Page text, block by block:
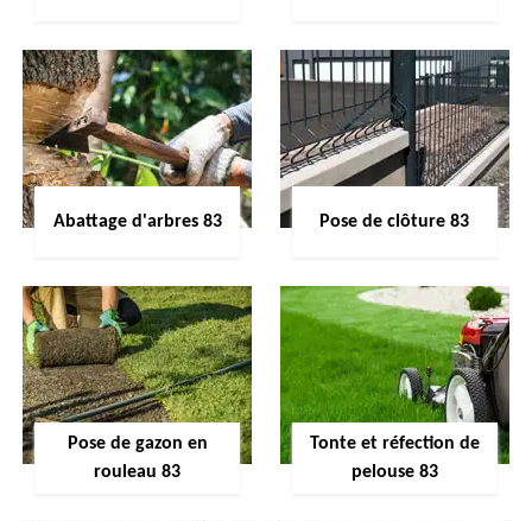
Abattage d'arbres 83 Pose de clôture 83
Pose de gazon en
rouleau 83
Tonte et réfection de
pelouse 83